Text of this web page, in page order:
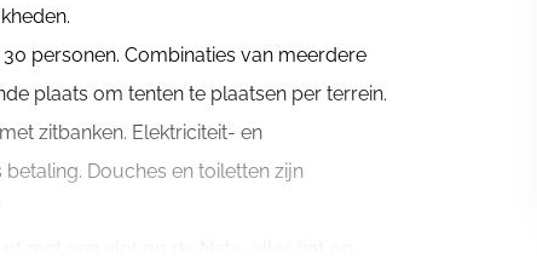
personen. Combinaties van meerdere
plaats om tenten te plaatsen per terrein.
zitbanken. Elektriciteit- en
Douches en toiletten zijn